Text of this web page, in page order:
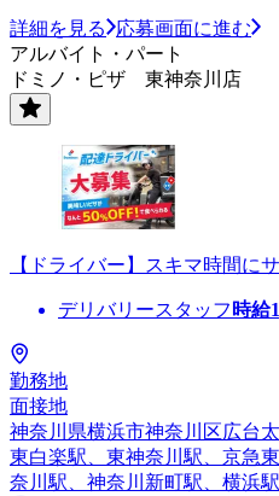
詳細を見る
応募画面に進む
アルバイト・パート
ドミノ・ピザ 東神奈川店
【ドライバー】スキマ時間
デリバリースタッフ 時給
勤務地
面接地
神奈川県横浜市神奈川区広台
東白楽駅、東神奈川駅、京急
奈川駅、神奈川新町駅、横浜